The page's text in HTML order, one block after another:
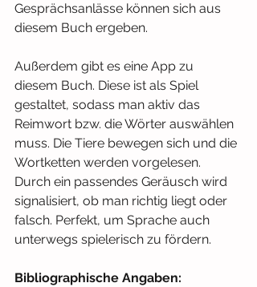
Gesprächsanlässe können sich aus
diesem Buch ergeben.
Außerdem gibt es eine App zu
diesem Buch. Diese ist als Spiel
gestaltet, sodass man aktiv das
Reimwort bzw. die Wörter auswählen
muss. Die Tiere bewegen sich und die
Wortketten werden vorgelesen.
Durch ein passendes Geräusch wird
signalisiert, ob man richtig liegt oder
falsch. Perfekt, um Sprache auch
unterwegs spielerisch zu fördern.
Bibliographische Angaben: